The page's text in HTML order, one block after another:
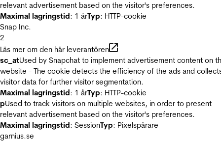
relevant advertisement based on the visitor's preferences.
Maximal lagringstid: 1 årTyp: HTTP-cookie
Snap Inc.
2
Läs mer om den här leverantören
sc_atUsed by Snapchat to implement advertisement content on
website - The cookie detects the efficiency of the ads and
visitor data for further visitor segmentation.
Maximal lagringstid: 1 årTyp: HTTP-cookie
pUsed to track visitors on multiple websites, in order to present
relevant advertisement based on the visitor's preferences.
Maximal lagringstid: SessionTyp: Pixelspårare
garnius.se